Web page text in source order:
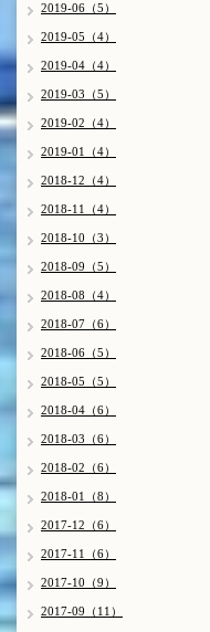
2019-06（5）
2019-05（4）
2019-04（4）
2019-03（5）
2019-02（4）
2019-01（4）
2018-12（4）
2018-11（4）
2018-10（3）
2018-09（5）
2018-08（4）
2018-07（6）
2018-06（5）
2018-05（5）
2018-04（6）
2018-03（6）
2018-02（6）
2018-01（8）
2017-12（6）
2017-11（6）
2017-10（9）
2017-09（11）